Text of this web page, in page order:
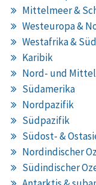
Mittelmeer &
Westeuropa &
Westafrika &
Karibik
Nord- und
Südamerika
Nordpazifik
Südpazifik
Südost- &
Nordindischer
Südindischer